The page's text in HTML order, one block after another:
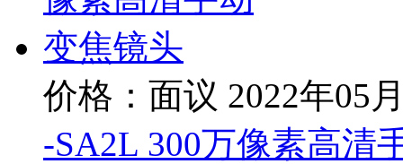
价格：面议 2022年05
-SA2L 300万像素高清